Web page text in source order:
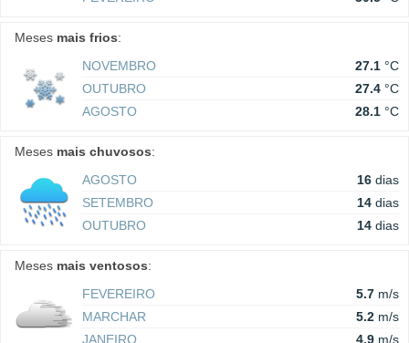
Meses mais frios:
NOVEMBRO
27.1 °C
OUTUBRO
27.4 °C
AGOSTO
28.1 °C
Meses mais chuvosos:
AGOSTO
16 dias
SETEMBRO
14 dias
OUTUBRO
14 dias
Meses mais ventosos:
FEVEREIRO
5.7 m/s
MARCHAR
5.2 m/s
JANEIRO
4.9 m/s